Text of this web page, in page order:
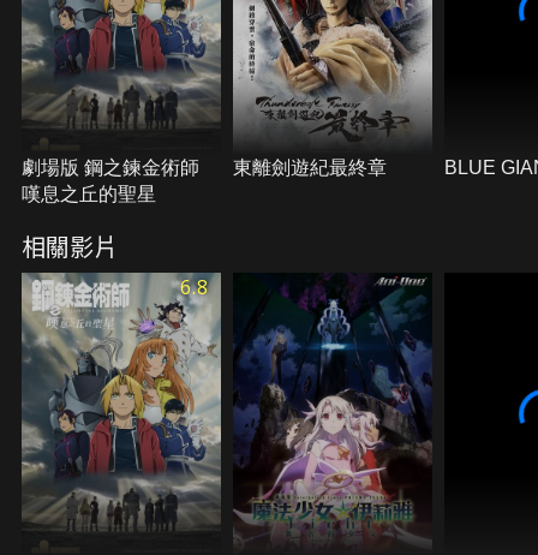
也是全新真相鍊成的時刻！
劇場版 鋼之鍊金術師
嘆息之丘的聖星
東離劍遊紀最終章 BLUE
相關影片
6.8